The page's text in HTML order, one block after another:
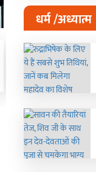
‘स्त्री 2’ के बाद
धमाका, फिल्म
महाराष्ट्र की
विथाबाई
26-Jun-2026
धर्म /अध्यात्म